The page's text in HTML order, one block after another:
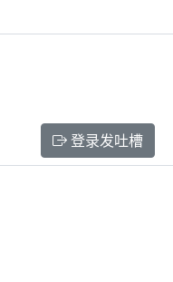
登录发吐槽